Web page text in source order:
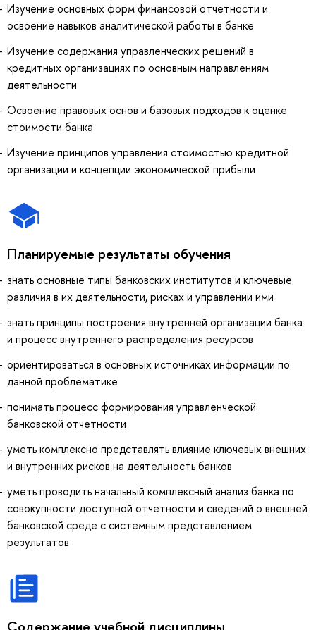
Изучение основных форм финансовой отчетности и
освоение навыков аналитической работы в банке
Изучение содержания управленческих решений в
кредитных организациях по основным направлениям
деятельности
Освоение правовых основ и базовых подходов к оценке
стоимости банка
Изучение принципов управления стоимостью кредитной
организации и концепции экономической прибыли
Планируемые результаты обучения
знать основные типы банковских институтов и ключевые
различия в их деятельности, рисках и управлении ими
знать принципы построения внутренней организации банка
и процесс внутреннего распределения ресурсов
ориентироваться в основных источниках информации по
данной проблематике
понимать процесс формирования управленческой
банковской отчетности
уметь комплексно представлять влияние ключевых внешних
и внутренних рисков на деятельность банков
уметь проводить начальный комплексный анализ банка по
совокупности доступной отчетности и сведений о внешней
банковской среде с системным представлением
результатов
Содержание учебной дисциплины